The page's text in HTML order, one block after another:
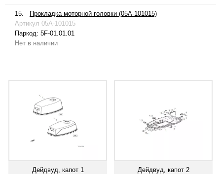
15.
Прокладка моторной головки (05A-101015)
Артикул 05A-101015
Паркод: 5F-01.01.01
Нет в наличии
Дейдвуд, капот 1 Дейдвуд, капот 2